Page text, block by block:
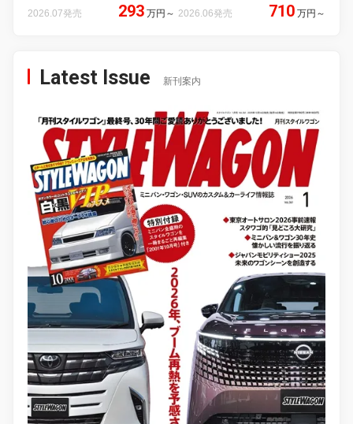
2026.07発売 293 万円 ～ 2026.06発売 710 万円 ～
Latest Issue 新刊案内